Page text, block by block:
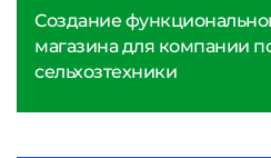
Создание
магазина для компании
сельхозтехники